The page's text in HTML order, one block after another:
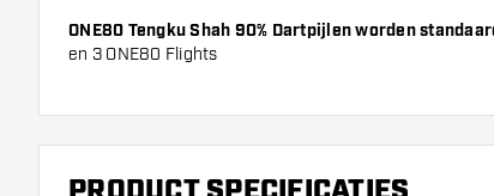
ONE80 Tengku Shah 90% Dartpijlen worden
en 3 ONE80 Flights